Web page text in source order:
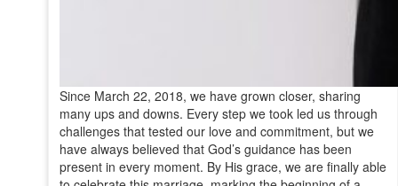
Since March 22, 2018, we have grown closer, sharing
many ups and downs. Every step we took led us through
challenges that tested our love and commitment, but we
have always believed that God’s guidance has been
present in every moment. By His grace, we are finally able